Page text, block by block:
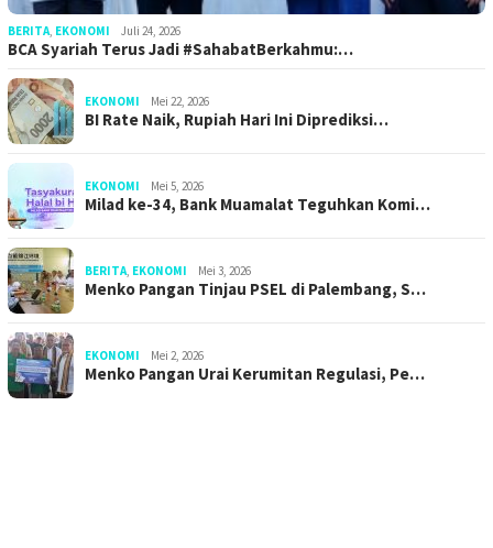
BERITA, EKONOMI Juli 24, 2026
BCA Syariah Terus Jadi #SahabatBerkahmu:…
EKONOMI Mei 22, 2026
BI Rate Naik, Rupiah Hari Ini Diprediksi…
EKONOMI Mei 5, 2026
Milad ke-34, Bank Muamalat Teguhkan Komi…
BERITA, EKONOMI Mei 3, 2026
Menko Pangan Tinjau PSEL di Palembang, S…
EKONOMI Mei 2, 2026
Menko Pangan Urai Kerumitan Regulasi, Pe…